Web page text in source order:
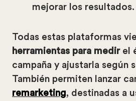
mejorar los resultados.
Todas estas plataformas
herramientas para medir el
campaña y ajustarla según
También permiten lanzar
remarketing, destinadas a